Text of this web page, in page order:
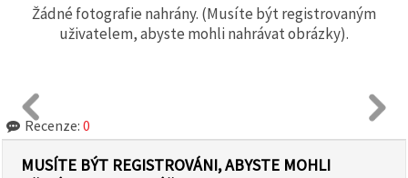
Žádné fotografie nahrány. (Musíte být registrovaným
uživatelem, abyste mohli nahrávat obrázky).
Recenze: 0
MUSÍTE BÝT REGISTROVÁNI, ABYSTE MOHLI